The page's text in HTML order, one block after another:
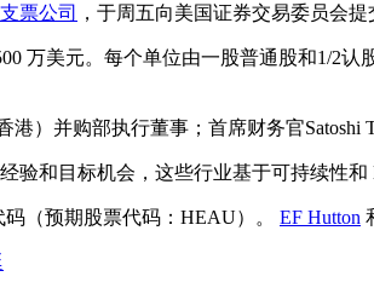
票公司 ，于周五向美国证券交易委员会
万美元。每个单位由一股普通股和1/2
）并购部执行董事；首席财务官Satoshi
验和目标机会，这些行业基于可持续性和
（预期股票代码：HEAU）。 EF Hutton